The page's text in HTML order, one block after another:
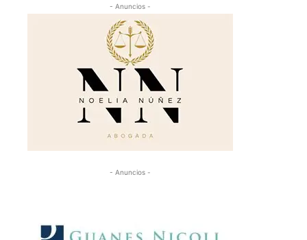
- Anuncios -
- Anuncios -